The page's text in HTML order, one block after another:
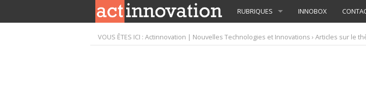
RUBRIQUES INNOBOX
VOUS ÊTES ICI :Actinnovation | Nouvelles Technologies et Innovations › Articles sur le